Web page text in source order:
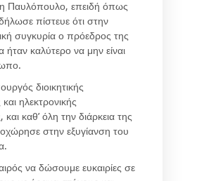
Παυλόπουλο, επειδή όπως
πίστευε ότι στην
συγκυρία ο πρόεδρος της
ήταν καλύτερο να μην είναι
διοικητικής
ηλεκτρονικής
καθ’ όλη την διάρκεια της
στην εξυγίανση του
να δώσουμε ευκαιρίες σε